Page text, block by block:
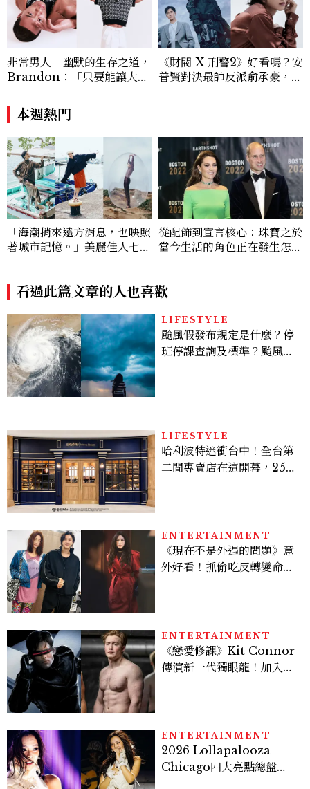
非常男人｜幽默的生存之道，
Brandon：「只要能讓大家
讓敵人成為朋友。」
《財閥 X 刑警2》好看嗎？安
普賢對決最帥反派俞承豪，鄭
本週熱門
「海潮捎來遠方消息，也映照
著城市記憶。」美麗佳人七月
從配飾到宣言核心：珠寶之於
當今生活的角色正在發生怎樣
看過此篇文章的人也喜歡
LIFESTYLE
颱風假發布規定是什麼？停
班停課查詢及標準？颱風假
LIFESTYLE
哈利波特迷衝台中！全台第
二間專賣店在這開幕，25週
ENTERTAINMENT
《現在不是外遇的問題》意
外好看！抓偷吃反轉變命
看點懶人包
ENTERTAINMENT
《戀愛修課》Kit Connor
傳演新一代獨眼龍！加入新
ENTERTAINMENT
2026 Lollapalooza
Chicago四大亮點總盤